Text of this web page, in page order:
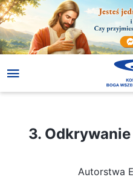
3. Odkrywanie tajemnicy sądu
3.
Autorstwa